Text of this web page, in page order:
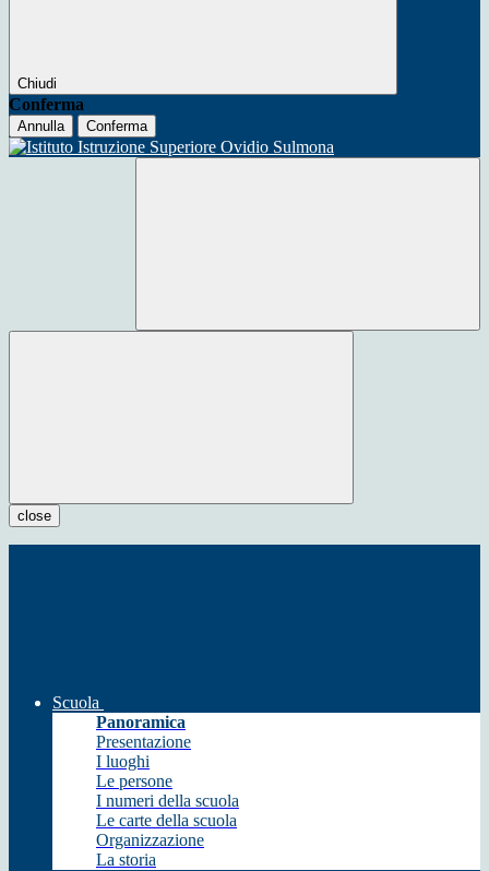
Chiudi
Conferma
Annulla Conferma
close
Scuola
Panoramica
Presentazione
I luoghi
Le persone
I numeri della scuola
Le carte della scuola
Organizzazione
La storia